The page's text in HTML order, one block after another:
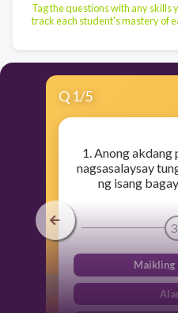
Tag the questions with any skills
track each student's mastery of
Q 1/5
1. Anong
nagsasalaysay
ng isang
Maikling